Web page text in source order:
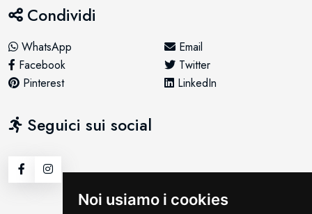
Noi usiamo i cookies
Condividi
WhatsApp
Email
Facebook
Twitter
Pinterest
LinkedIn
Seguici sui social